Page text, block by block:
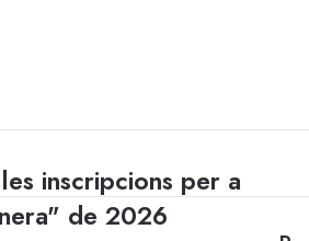
inscripcions per a
de 2026